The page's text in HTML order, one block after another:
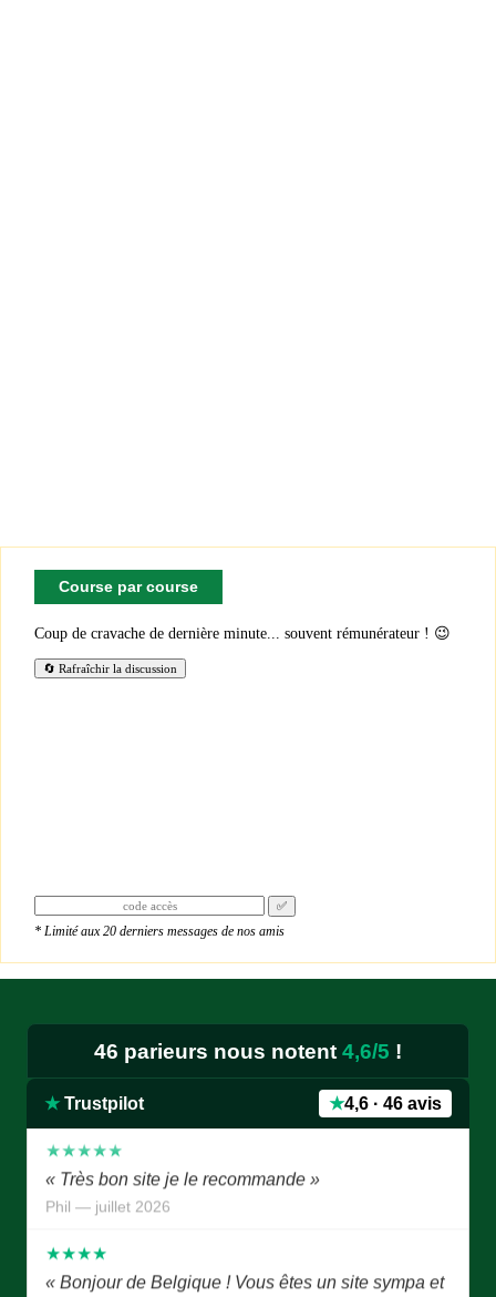
Course par course
Coup de cravache de dernière minute... souvent rémunérateur ! 😉
🔄 Rafraîchir la discussion
✅
* Limité aux 20 derniers messages de nos amis
46 parieurs nous notent 4,6/5 !
★ Trustpilot ★4,6 · 46 avis
★★★★★
est le meilleur, surtout avec avec pronostics bien
va bien.contuiner ainsi, c'est super »
★★★★★
« Très bon site je le recommande »
Phil — juillet 2026
« Bonjour de Belgique ! Vous êtes un site sympa et
sérieux ! Pas déçu d'avoir versé les 10 euros.